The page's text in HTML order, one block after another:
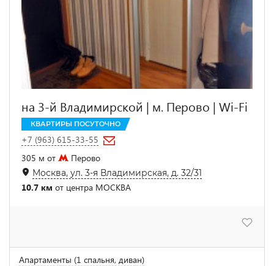
на 3-й Владимирской | м. Перово | Wi-Fi
КВАРТИРЫ ПОСУТОЧНО
+7 (963) 615-33-55
305 м от
Перово
Москва, ул. 3-я Владимирская, д. 32/31
10.7 км от центра МОСКВА
Апартаменты (1 спальня, диван)